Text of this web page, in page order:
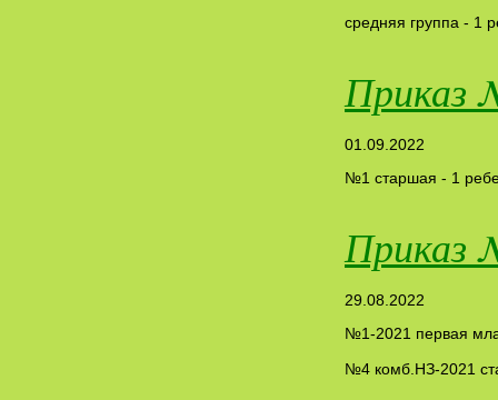
средняя группа - 1
Приказ
01.09.2022
№1 старшая - 1
Приказ
29.08.2022
№1-2021 первая
№4 комб.НЗ-2021